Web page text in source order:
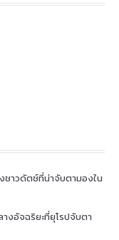
ชาวดัตช์ที่น่าจับตามองใน
งอัจฉริยะที่ยุโรปจับตา